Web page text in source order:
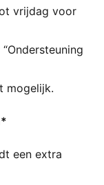
en
voor
van een
vrijdag voor
mogelijk.
een extra